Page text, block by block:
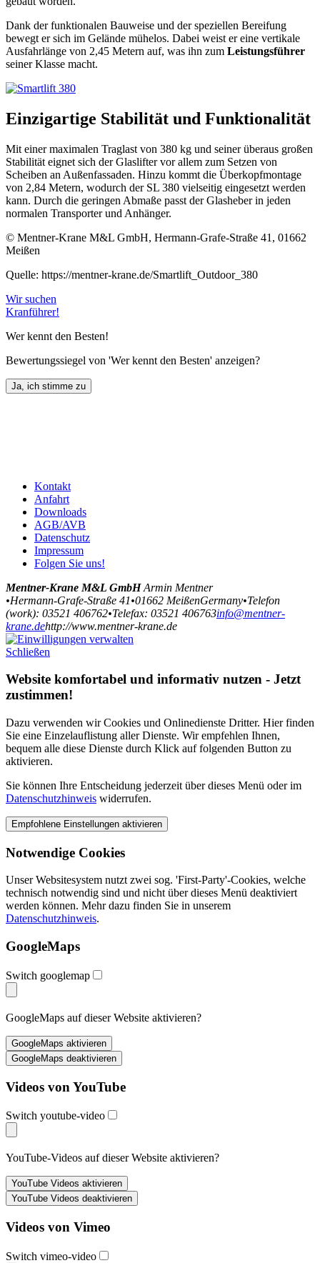
Dank der funktionalen Bauweise und der speziellen Bereifung
bewegt er sich im Gelände mühelos. Dabei weist er eine vertikale
Ausfahrlänge von 2,45 Metern auf, was ihn zum Leistungsführer
seiner Klasse macht.
Einzigartige Stabilität und Funktionalität
Mit einer maximalen Traglast von 380 kg und seiner überaus großen
Stabilität eignet sich der Glaslifter vor allem zum Setzen von
Scheiben an Außenfassaden. Hinzu kommt die Überkopfmontage
von 2,84 Metern, wodurch der SL 380 vielseitig eingesetzt werden
kann. Durch die geringen Abmaße passt der Glasheber in jeden
normalen Transporter und Anhänger.
© Mentner-Krane M&L GmbH, Hermann-Grafe-Straße 41, 01662
Meißen
Quelle: https://mentner-krane.de/Smartlift_Outdoor_380
Wir suchen
Kranführer!
Wer kennt den Besten!
Bewertungssiegel von 'Wer kennt den Besten' anzeigen?
Kontakt
Anfahrt
Downloads
AGB/AVB
Datenschutz
Impressum
Folgen Sie uns!
Mentner-Krane M&L GmbH Armin Mentner
•Hermann-Grafe-Straße 41•01662 MeißenGermany•Telefon
(work): 03521 406762•Telefax: 03521 406763info@mentner-
krane.dehttp://www.mentner-krane.de
Schließen
Website komfortabel und informativ nutzen - Jetzt
zustimmen!
Dazu verwenden wir Cookies und Onlinedienste Dritter. Hier finden
Sie eine Einzelauflistung aller Dienste. Wir empfehlen Ihnen,
bequem alle diese Dienste durch Klick auf folgenden Button zu
aktivieren.
Sie können Ihre Entscheidung jederzeit über dieses Menü oder im
Datenschutzhinweis widerrufen.
Notwendige Cookies
Unser Websitesystem nutzt zwei sog. 'First-Party'-Cookies, welche
technisch notwendig sind und nicht über dieses Menü deaktiviert
werden können. Mehr dazu finden Sie in unserem
Datenschutzhinweis.
GoogleMaps
Switch googlemap
GoogleMaps auf dieser Website aktivieren?
Videos von YouTube
Switch youtube-video
YouTube-Videos auf dieser Website aktivieren?
Videos von Vimeo
Switch vimeo-video